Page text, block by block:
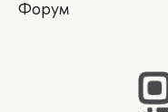
Форум